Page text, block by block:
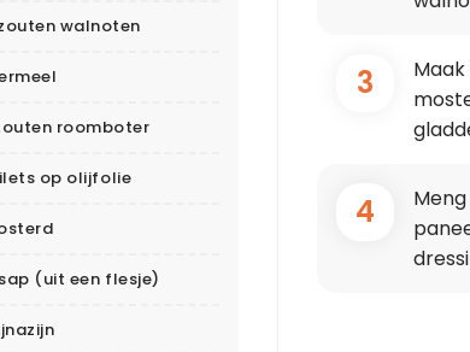
walnoten
roomboter
op olijfolie
(uit een flesje)
3
4